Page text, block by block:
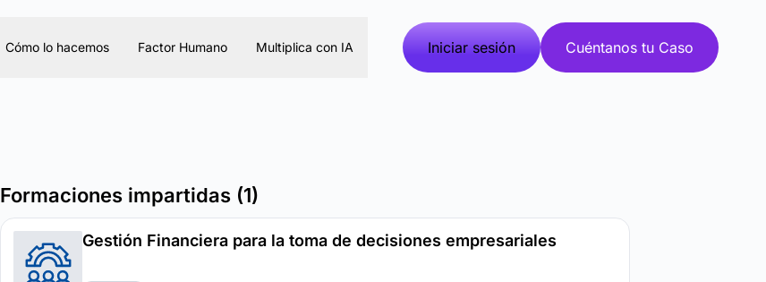
Cómo lo hacemos Factor Humano Multiplica con IA Iniciar sesión Cuéntanos tu Caso
Formaciones impartidas (1)
Gestión Financiera para la toma de decisiones empresariales